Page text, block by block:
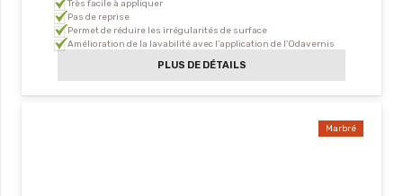
Très facile à appliquer
Pas de reprise
Permet de réduire les irrégularités de surface
Amélioration de la lavabilité avec l’application de l’Odavernis
PLUS DE DÉTAILS
Marbré